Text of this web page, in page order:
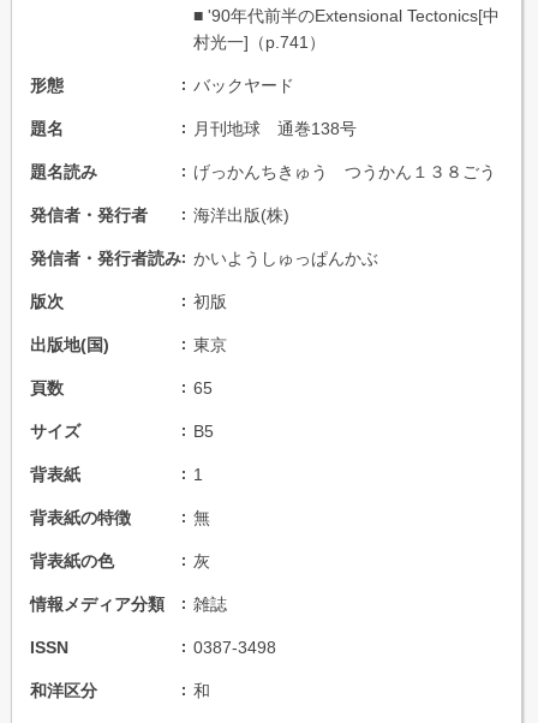
■ '90年代前半のExtensional Tectonics[中
村光一]（p.741）
形態 バックヤード
題名 月刊地球 通巻138号
題名読み げっかんちきゅう つうかん１３８ごう
発信者・発行者 海洋出版(株)
発信者・発行者読み かいようしゅっぱんかぶ
版次 初版
出版地(国) 東京
頁数 65
サイズ B5
背表紙 1
背表紙の特徴 無
背表紙の色 灰
情報メディア分類 雑誌
ISSN 0387-3498
和洋区分 和